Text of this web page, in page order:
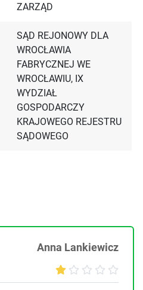
ZARZĄD
SĄD REJONOWY DLA
WROCŁAWIA
FABRYCZNEJ WE
WROCŁAWIU, IX
WYDZIAŁ
GOSPODARCZY
KRAJOWEGO REJESTRU
SĄDOWEGO
Anna Lankiewicz